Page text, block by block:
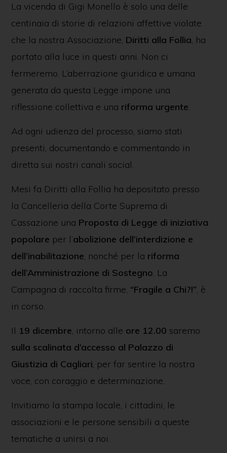
La vicenda di Gigi Monello è solo una delle
centinaia di storie di relazioni affettive violate
che la nostra Associazione, Diritti alla Follia, ha
portato alla luce in questi anni. Non ci
fermeremo. L’aberrazione giuridica e umana
generata da questa Legge impone una
riflessione collettiva e una riforma urgente.
Ad ogni udienza del processo, siamo stati
presenti, documentando e commentando in
diretta sui nostri canali social.
Mesi fa Diritti alla Follia ha depositato presso
la Cancelleria della Corte Suprema di
Cassazione una Proposta di Legge di iniziativa
popolare per l’abolizione dell’interdizione e
dell’inabilitazione, nonché per la riforma
dell’Amministrazione di Sostegno. La
Campagna di raccolta firme, “Fragile a Chi?!”, è
in corso.
Il 19 dicembre, intorno alle ore 12.00 saremo
sulla scalinata d’accesso al Palazzo di
Giustizia di Cagliari, per far sentire la nostra
voce, con coraggio e determinazione.
Invitiamo la stampa locale, i cittadini, le
associazioni e le persone sensibili a queste
tematiche a unirsi a noi.